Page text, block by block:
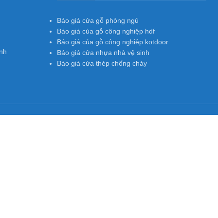
Báo giá cửa gỗ phòng ngủ
Báo giá của gỗ công nghiệp hdf
Báo giá của gỗ công nghiệp kotdoor
Báo giá cửa nhựa nhà vệ sinh
Báo giá cửa thép chống cháy